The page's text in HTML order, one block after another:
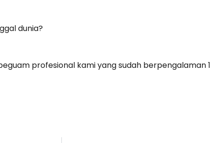
dunia?
profesional kami yang sudah berpengalaman